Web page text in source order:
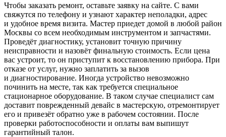
Чтобы заказать ремонт, оставьте заявку на сайте. С вами
свяжутся по телефону и узнают характер неполадки, адрес
и удобное время визита. Мастер приедет домой в любой район
Москвы со всем необходимым инструментом и запчастями.
Проведёт диагностику, установит точную причину
неисправности и назовёт финальную стоимость. Если цена
вас устроит, то он приступит к восстановлению прибора. При
отказе от услуг, нужно заплатить за вызов
и диагностирование. Иногда устройство невозможно
починить на месте, так как требуется специальное
стационарное оборудование. В таком случае специалист сам
доставит поврежденный девайс в мастерскую, отремонтирует
его и привезёт обратно уже в рабочем состоянии. После
проверки работоспособности и оплаты вам выпишут
гарантийный талон.